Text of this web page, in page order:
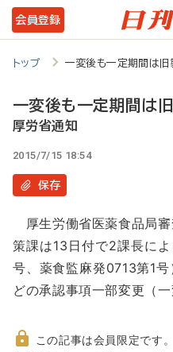
メ
イ
ツ
移
動
会員登録
トップ 一変後も一定期間は
一変後も一定期間は
厚労省通知
2015/7/15 18:54
保存
厚生労働省医薬食品局
策課は13日付で2課長に
号、薬食監麻発0713第1
どの承認事項一部変更（
この記事は会員限定です。